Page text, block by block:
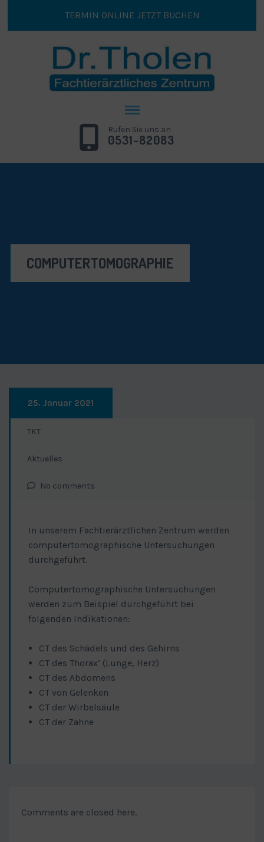
TERMIN ONLINE JETZT BUCHEN
Rufen Sie uns an
0531-82083
COMPUTERTOMOGRAPHIE
25. Januar 2021
TKT
Aktuelles
No comments
In unserem Fachtierärztlichen Zentrum werden
computertomographische Untersuchungen
durchgeführt.
Computertomographische Untersuchungen
werden zum Beispiel durchgeführt bei
folgenden Indikationen:
CT des Schädels und des Gehirns
CT des Thorax‘ (Lunge, Herz)
CT des Abdomens
CT von Gelenken
CT der Wirbelsäule
CT der Zähne
Comments are closed here.